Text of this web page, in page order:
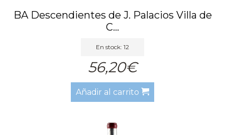
BA Descendientes de J. Palacios Villa de
C...
En stock: 12
56,20€
Añadir al carrito